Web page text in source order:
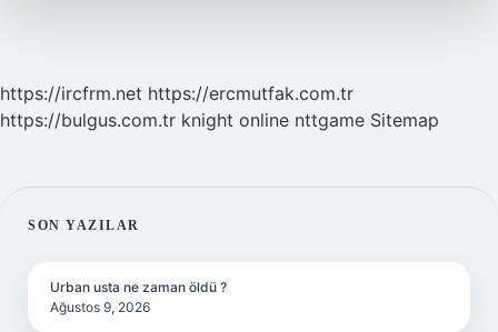
https://ircfrm.net https://ercmutfak.com.tr
https://bulgus.com.tr knight online nttgame Sitemap
SIDEBAR
SON YAZILAR
Urban usta ne zaman öldü ?
Ağustos 9, 2026